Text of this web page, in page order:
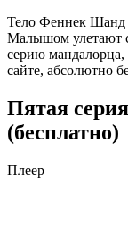
Тело Феннек Шанд
Малышом улетают
серию мандалорца,
сайте, абсолютно
Пятая
(бесплатно)
Плеер